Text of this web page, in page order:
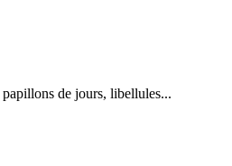
de jours, libellules...